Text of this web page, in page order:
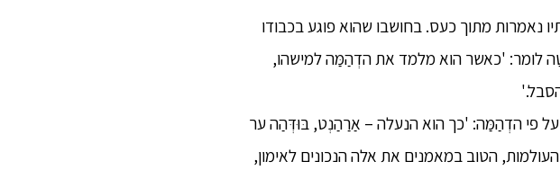
נאמרות מתוך כעס. בחושבו שהוא פוגע בכבודו
לומר: 'כאשר הוא מלמד את הדְהַמַּה למישהו,
פי הדְהַמַּה: 'כך הוא הנעלה – אַרַהַנְט, בּוּדְּהַה ער
הטוב במאמנים את אלה הנכונים לאימון,